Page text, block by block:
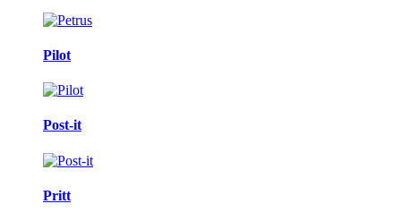
Pilot
Post-it
Pritt